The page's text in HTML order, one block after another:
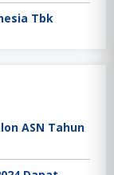
Tbk
ASN Tahun